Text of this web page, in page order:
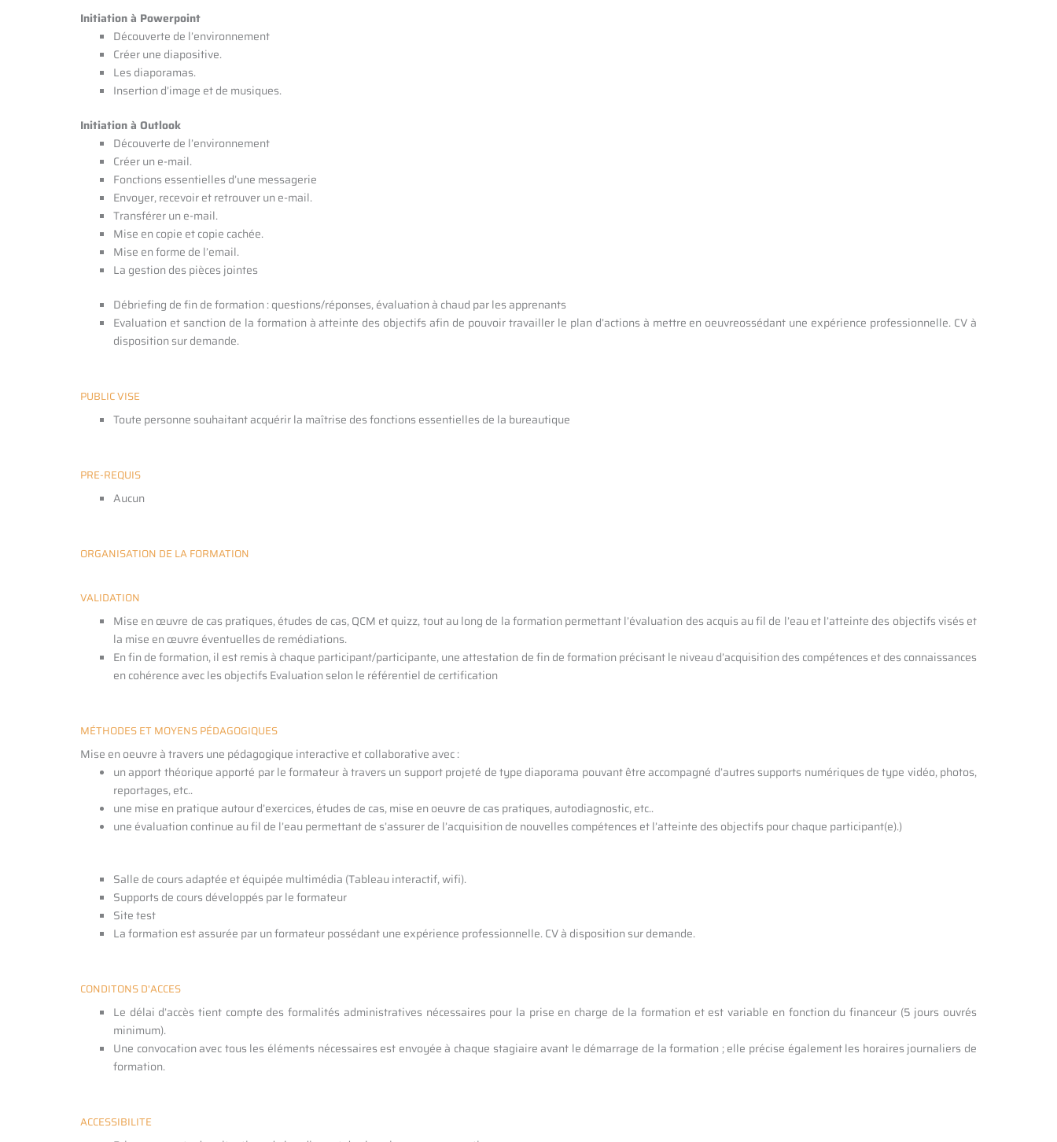
Initiation à Powerpoint
Découverte de l’environnement
Créer une diapositive.
Les diaporamas.
Insertion d’image et de musiques.
Initiation à Outlook
Découverte de l’environnement
Créer un e-mail.
Fonctions essentielles d’une messagerie
Envoyer, recevoir et retrouver un e-mail.
Transférer un e-mail.
Mise en copie et copie cachée.
Mise en forme de l’email.
La gestion des pièces jointes
Débriefing de fin de formation : questions/réponses, évaluation à chaud par les apprenants
Evaluation et sanction de la formation à atteinte des objectifs afin de pouvoir travailler le plan d’actions à mettre en oeuvreossédant une expérience professionnelle. CV à
disposition sur demande.
PUBLIC VISE
Toute personne souhaitant acquérir la maîtrise des fonctions essentielles de la bureautique
PRE-REQUIS
Aucun
ORGANISATION DE LA FORMATION
VALIDATION
Mise en œuvre de cas pratiques, études de cas, QCM et quizz, tout au long de la formation permettant l’évaluation des acquis au fil de l’eau et l’atteinte des objectifs visés et
la mise en œuvre éventuelles de remédiations.
En fin de formation, il est remis à chaque participant/participante, une attestation de fin de formation précisant le niveau d’acquisition des compétences et des connaissances
en cohérence avec les objectifs Evaluation selon le référentiel de certification
MÉTHODES ET MOYENS PÉDAGOGIQUES
Mise en oeuvre à travers une pédagogique interactive et collaborative avec :
un apport théorique apporté par le formateur à travers un support projeté de type diaporama pouvant être accompagné d’autres supports numériques de type vidéo, photos,
reportages, etc..
une mise en pratique autour d’exercices, études de cas, mise en oeuvre de cas pratiques, autodiagnostic, etc..
une évaluation continue au fil de l’eau permettant de s’assurer de l’acquisition de nouvelles compétences et l’atteinte des objectifs pour chaque participant(e).)
Salle de cours adaptée et équipée multimédia (Tableau interactif, wifi).
Supports de cours développés par le formateur
Site test
La formation est assurée par un formateur possédant une expérience professionnelle. CV à disposition sur demande.
CONDITONS D'ACCES
Le délai d’accès tient compte des formalités administratives nécessaires pour la prise en charge de la formation et est variable en fonction du financeur (5 jours ouvrés
minimum).
Une convocation avec tous les éléments nécessaires est envoyée à chaque stagiaire avant le démarrage de la formation ; elle précise également les horaires journaliers de
formation.
ACCESSIBILITE